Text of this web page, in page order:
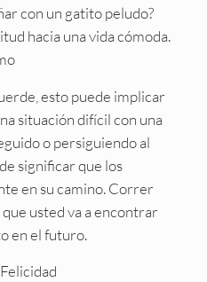
con un gatito peludo?
hacia una vida cómoda.
esto puede implicar
situación difícil con una
o persiguiendo al
significar que los
en su camino. Correr
usted va a encontrar
en el futuro.